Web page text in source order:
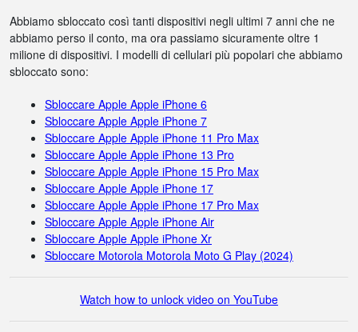
Abbiamo sbloccato così tanti dispositivi negli ultimi 7 anni che ne
abbiamo perso il conto, ma ora passiamo sicuramente oltre 1
milione di dispositivi. I modelli di cellulari più popolari che abbiamo
sbloccato sono:
Sbloccare Apple Apple iPhone 6
Sbloccare Apple Apple iPhone 7
Sbloccare Apple Apple iPhone 11 Pro Max
Sbloccare Apple Apple iPhone 13 Pro
Sbloccare Apple Apple iPhone 15 Pro Max
Sbloccare Apple Apple iPhone 17
Sbloccare Apple Apple iPhone 17 Pro Max
Sbloccare Apple Apple iPhone Air
Sbloccare Apple Apple iPhone Xr
Sbloccare Motorola Motorola Moto G Play (2024)
Watch how to unlock video on YouTube